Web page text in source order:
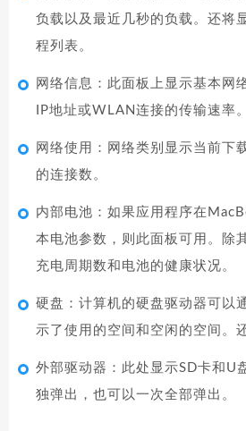
负载以及最近几秒的负载。还将
程列表。
网络信息：此面板上显示基本网
IP地址或WLAN连接的传输速率。
网络使用：网络类别显示当前下
的连接数。
内部电池：如果应用程序在
本电池参数，则此面板可用。除
充电周期数和电池的健康状况。
硬盘：计算机的硬盘驱动器可以
示了使用的空间和空闲的空间。
外部驱动器：此处显示SD卡和U
独弹出，也可以一次全部弹出。